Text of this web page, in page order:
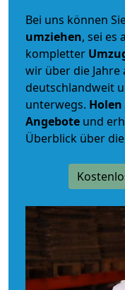
Bei uns können
umziehen, sei es
kompletter
wir über die
deutschlandweit
unterwegs.
Angebote und
Überblick über